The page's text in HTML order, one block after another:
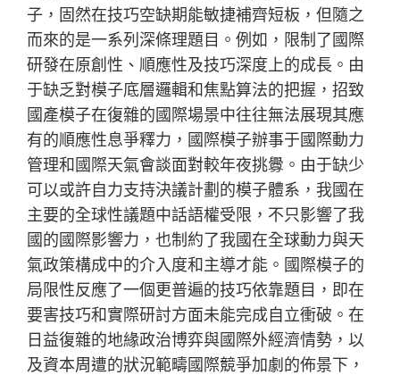
子，固然在技巧空缺期能敏捷補齊短板，但隨之
而來的是一系列深條理題目。例如，限制了國際
研發在原創性、順應性及技巧深度上的成長。由
于缺乏對模子底層邏輯和焦點算法的把握，招致
國產模子在復雜的國際場景中往往無法展現其應
有的順應性息爭釋力，國際模子辦事于國際動力
管理和國際天氣會談面對較年夜挑釁。由于缺少
可以或許自力支持決議計劃的模子體系，我國在
主要的全球性議題中話語權受限，不只影響了我
國的國際影響力，也制約了我國在全球動力與天
氣政策構成中的介入度和主導才能。國際模子的
局限性反應了一個更普遍的技巧依靠題目，即在
要害技巧和實際研討方面未能完成自立衝破。在
日益復雜的地緣政治博弈與國際外經濟情勢，以
及資本周遭的狀況範疇國際競爭加劇的佈景下，